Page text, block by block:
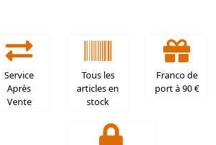
Service
Après
Vente
Tous les
articles en
stock
Franco de
port à 90 €